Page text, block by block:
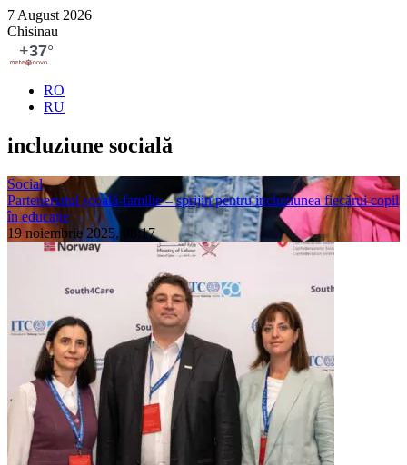
7 August 2026
Chisinau
RO
RU
incluziune so­cială
Social
Parteneriatul școală-familie – sprijin pentru incluziunea fiecărui copil
în educație
19 noiembrie 2025, 08:17